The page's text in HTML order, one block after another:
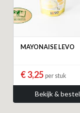
MAYONAISE LEVO
€ 3,25 per stuk
Bekijk & bestel